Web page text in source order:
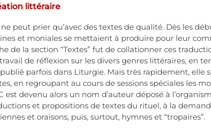
littéraire
peut prier qu’avec des textes de qualité. Dès les
et moniales se mettaient à produire pour leur
de la section “Textes” fut de collationner ces
de réflexion sur les divers genres littéraires, en
parfois dans Liturgie. Mais très rapidement,
en regroupant au cours de sessions spéciales les
est devenu alors un nom d’auteur déposé à
et propositions de textes du rituel, à la
et oraisons, puis, surtout, hymnes et “tropaires”.